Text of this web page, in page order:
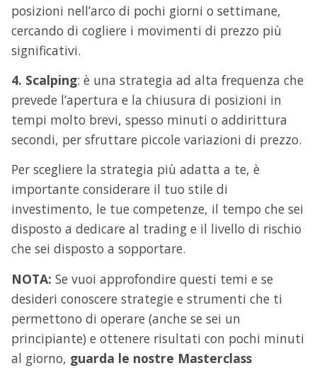
posizioni nell’arco di pochi giorni o settimane,
cercando di cogliere i movimenti di prezzo più
significativi.
4. Scalping: è una strategia ad alta frequenza che
prevede l’apertura e la chiusura di posizioni in
tempi molto brevi, spesso minuti o addirittura
secondi, per sfruttare piccole variazioni di prezzo.
Per scegliere la strategia più adatta a te, è
importante considerare il tuo stile di
investimento, le tue competenze, il tempo che sei
disposto a dedicare al trading e il livello di rischio
che sei disposto a sopportare.
NOTA: Se vuoi approfondire questi temi e se
desideri conoscere strategie e strumenti che ti
permettono di operare (anche se sei un
principiante) e ottenere risultati con pochi minuti
al giorno, guarda le nostre Masterclass